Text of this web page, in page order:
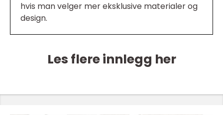
hvis man velger mer eksklusive materialer og
design.
Les flere innlegg her